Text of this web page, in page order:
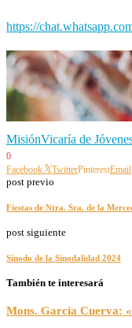
https://
MisiónVicaría de
0
Facebook
TwitterPinterestEmail
post previo
Fiestas de Ntra. Sra. de la
post siguiente
Sínodo de la Sinodalidad 2024
También te interesará
Mons. García Cuerva: